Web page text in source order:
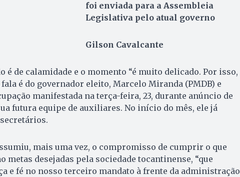
foi enviada para a Assembleia
Legislativa pelo atual governo
Gilson Cavalcante
é de calamidade e o momento “é muito delicado. Por isso,
fala é do governador eleito, Marcelo Miranda (PMDB) e
manifestada na terça-feira, 23, durante anúncio de
futura equipe de auxiliares. No início do mês, ele já
mais uma vez, o compromisso de cumprir o que
metas desejadas pela sociedade tocantinense, “que
e fé no nosso terceiro mandato à frente da administração